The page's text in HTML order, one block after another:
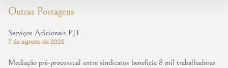
Outras Postagens
Serviços Adicionais PJT
7 de agosto de 2026
Mediação pré-processual entre sindicatos beneficia 8 mil trabalhadoras